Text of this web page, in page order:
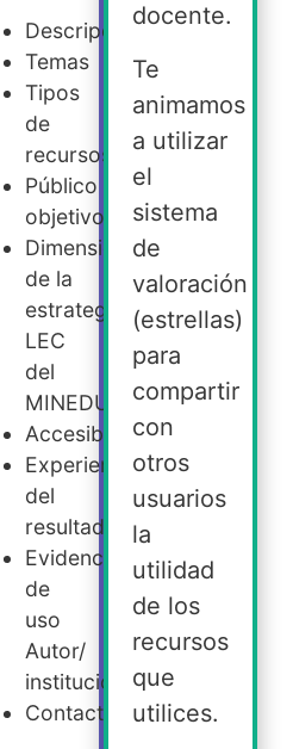
Descripción
Temas
Tipos
de
recursos
Público
objetivo
Dimensiones
de la
estrategia
LEC
del
MINEDUC
Accesibilidad
Experiencia
del
resultado
Evidencia
de
uso
Autor/
institución
Contacto
docente.
Te
animamos
a utilizar
el
sistema
de
valoración
(estrellas)
para
compartir
con
otros
usuarios
la
utilidad
de los
recursos
que
utilices.